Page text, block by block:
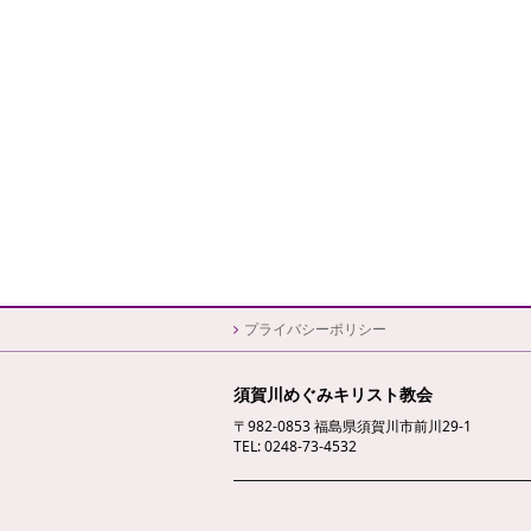
プライバシーポリシー
須賀川めぐみキリスト教会
〒982-0853 福島県須賀川市前川29-1
TEL: 0248-73-4532